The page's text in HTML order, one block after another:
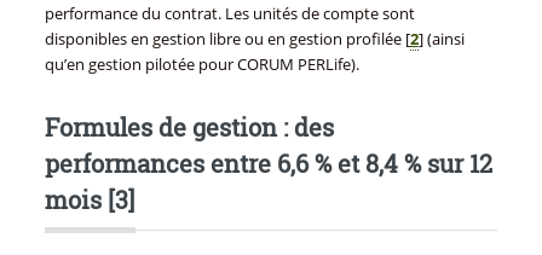
performance du contrat. Les unités de compte sont
disponibles en gestion libre ou en gestion profilée[2](ainsi
qu’en gestion pilotée pour CORUM PERLife).
Formules de gestion : des
performances entre 6,6 % et 8,4 % sur 12
mois[3]